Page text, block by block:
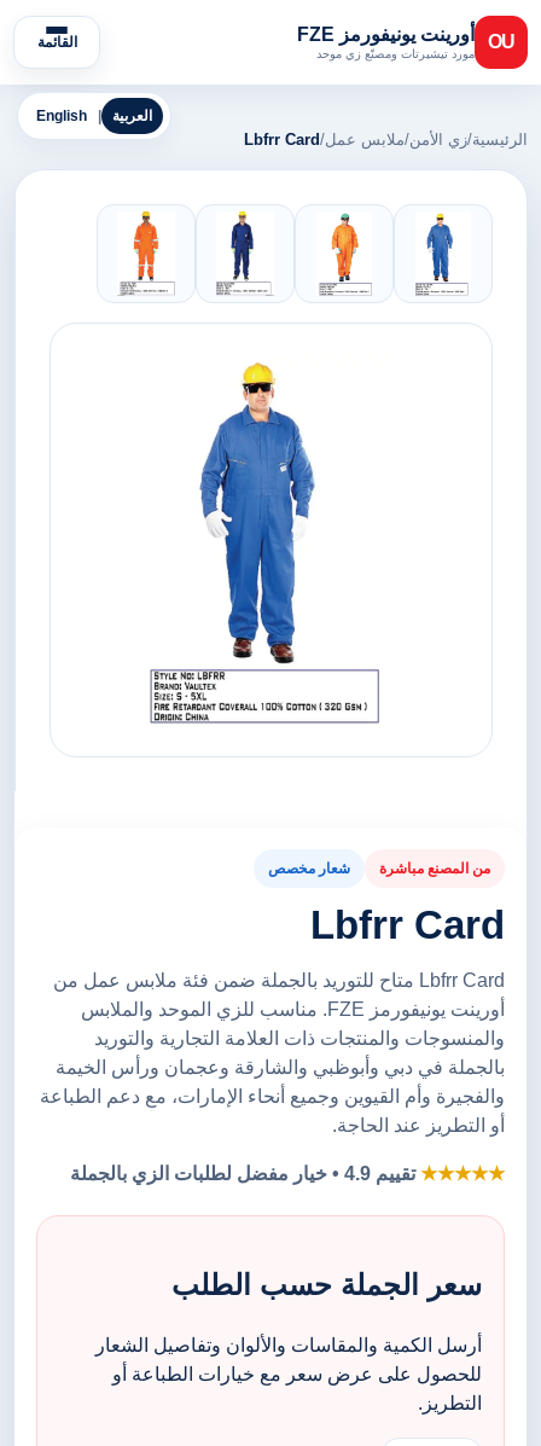
OU أورينت يونيفورمز FZE
مورد تيشيرتات ومصنّع زي موحد
القائمة
English العربية
الرئيسية/زي الأمن/ملابس عمل/
Lbfrr Card
من المصنع مباشرة شعار مخصص
Lbfrr Card
Lbfrr Card متاح للتوريد بالجملة ضمن فئة ملابس عمل من
أورينت يونيفورمز FZE. مناسب للزي الموحد والملابس
والمنسوجات والمنتجات ذات العلامة التجارية والتوريد
بالجملة في دبي وأبوظبي والشارقة وعجمان ورأس الخيمة
والفجيرة وأم القيوين وجميع أنحاء الإمارات، مع دعم الطباعة
أو التطريز عند الحاجة.
★★★★★تقييم 4.9 • خيار مفضل لطلبات الزي بالجملة
سعر الجملة حسب الطلب
أرسل الكمية والمقاسات والألوان وتفاصيل الشعار
للحصول على عرض سعر مع خيارات الطباعة أو
التطريز.